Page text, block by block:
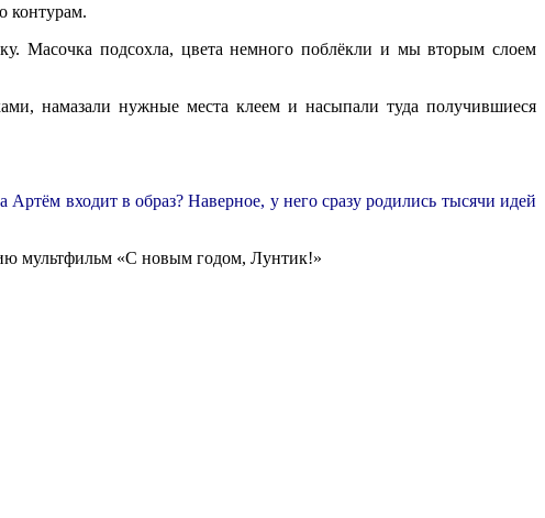
контурам.
Масочка подсохла, цвета немного поблёкли и мы вторым слоем
намазали нужные места клеем и насыпали туда получившиеся
входит в образ? Наверное, у него сразу родились тысячи идей
мультфильм «С новым годом, Лунтик!»